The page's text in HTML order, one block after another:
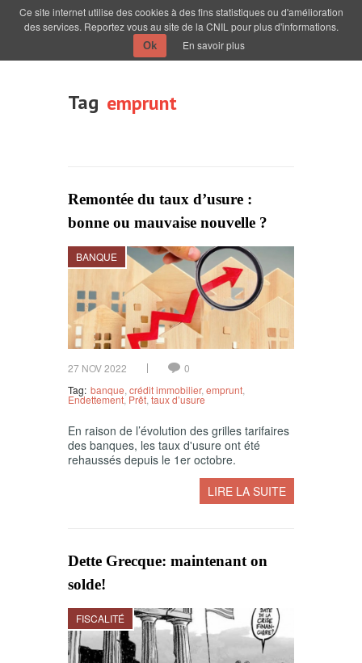
Tag emprunt
Remontée du taux d’usure :
bonne ou mauvaise nouvelle ?
BANQUE
27 NOV 2022
0
Tag: banque crédit immobilier, emprunt
Endettement, Prêt taux d’usure
En raison de l’évolution des grilles tarifaires
des banques, les taux d'usure ont été
rehaussés depuis le 1er octobre.
LIRE LA SUITE
Dette Grecque: maintenant on
solde!
FISCALITÉ
Ce site internet utilise des cookies à des fins statistiques ou d'amélioration
des services. Reportez vous au site de la CNIL pour plus d'informations.
Ok En savoir plus